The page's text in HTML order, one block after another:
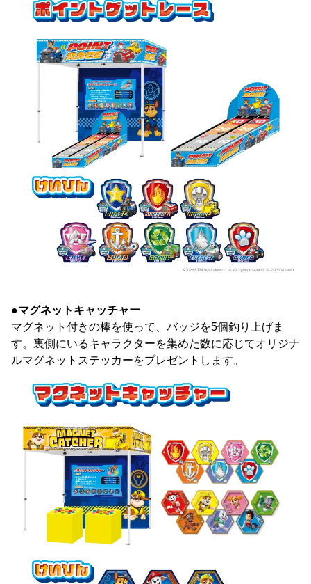
●マグネットキャッチャー
マグネット付きの棒を使って、バッジを5個釣り上げま
す。裏側にいるキャラクターを集めた数に応じてオリジナ
ルマグネットステッカーをプレゼントします。